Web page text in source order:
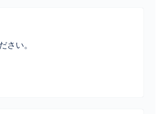
さい。